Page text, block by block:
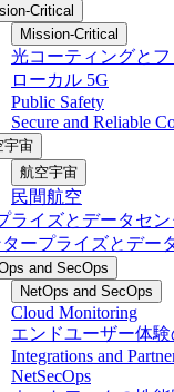
Critical
Mission-Critical
光コーティングと
ローカル 5G
Public Safety
Secure and Reliable
宇宙
航空宇宙
民間航空
ライズとデータセン
ープライズとデー
and SecOps
NetOps and SecOps
Cloud Monitoring
エンドユーザー体験
Integrations and
NetSecOps